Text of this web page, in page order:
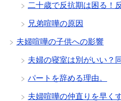
二十歳で反抗期は困る！
兄弟喧嘩の原因
夫婦喧嘩の子供への影響
夫婦の寝室は別がいい？
パートを辞める理由。
夫婦喧嘩の仲直りを早く